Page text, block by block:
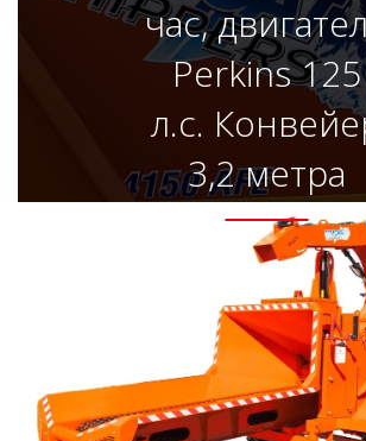
час,
Perkins 125
л.с.
3,2 метра